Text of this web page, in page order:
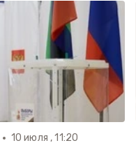
10 июля , 11:20